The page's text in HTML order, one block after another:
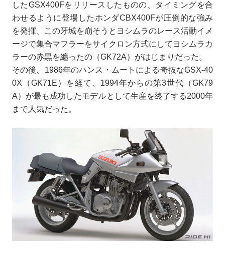
したGSX400Fをリリースしたものの、タイミングを合
わせるように登場したホンダCBX400Fが圧倒的な強み
を発揮、この牙城を崩そうとヨシムラのレース活動イメ
ージで集合マフラーをサイクロン方式にしてヨシムラカ
ラーの赤黒を纏ったの（GK72A）がはじまりだった。
その後、1986年のハンス・ムートによる奇抜なGSX-40
0X（GK71E）を経て、1994年からの第3世代（GK79
A）が最も成功したモデルとして生産を終了する2000年
まで人気だった。